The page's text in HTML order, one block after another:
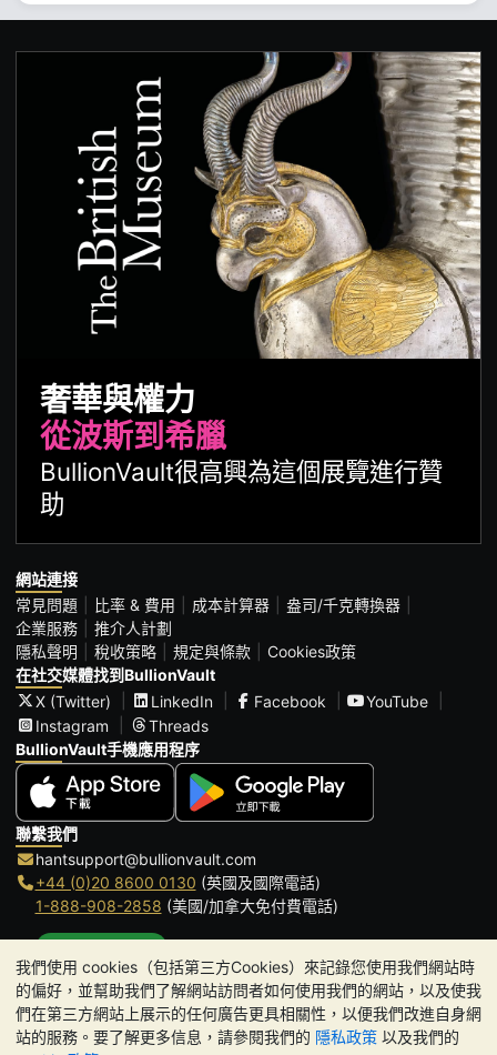
我們使用 cookies（包括第三方Cookies）來記錄您使用我們網站時
的偏好，並幫助我們了解網站訪問者如何使用我們的網站，以及使我
們在第三方網站上展示的任何廣告更具相關性，以便我們改進自身網
站的服務。要了解更多信息，請參閱我們的 隱私政策 以及我們的
奢華與權力
從波斯到希臘
BullionVault很高興為這個展覽進行贊
助
網站連接
常見問題
比率 & 費用 成本計算器
盎司/千克轉換器
企業服務
推介人計劃
隱私聲明
稅收策略 規定與條款
Cookies政策
在社交媒體找到BullionVault
X (Twitter)
LinkedIn Facebook
YouTube
Instagram
Threads
BullionVault手機應用程序
聯繫我們
hantsupport@bullionvault.com
+44 (0)20 8600 0130 (英國及國際電話)
1-888-908-2858 (美國/加拿大免付費電話)
辦公時間:
9am to 8:30pm (英國時間), 周一至周五
Galmarley Ltd T/A BullionVault